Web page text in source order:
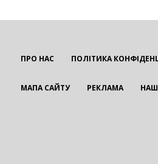
ПРО НАС ПОЛІТИКА
МАПА САЙТУ РЕКЛАМА